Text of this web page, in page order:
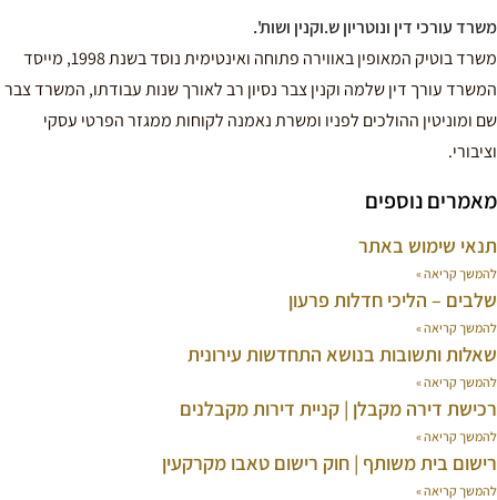
משרד עורכי דין ונוטריון ש.וקנין ושות'.
משרד בוטיק המאופין באווירה פתוחה ואינטימית נוסד בשנת 1998, מייסד
המשרד עורך דין שלמה וקנין צבר נסיון רב לאורך שנות עבודתו, המשרד צבר
שם ומוניטין ההולכים לפניו ומשרת נאמנה לקוחות ממגזר הפרטי עסקי
וציבורי.
מאמרים נוספים
תנאי שימוש באתר
להמשך קריאה »
שלבים – הליכי חדלות פרעון
להמשך קריאה »
שאלות ותשובות בנושא התחדשות עירונית
להמשך קריאה »
רכישת דירה מקבלן | קניית דירות מקבלנים
להמשך קריאה »
רישום בית משותף | חוק רישום טאבו מקרקעין
להמשך קריאה »